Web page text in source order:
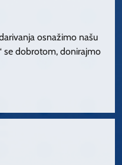
osnažimo našu
se dobrotom, donirajmo